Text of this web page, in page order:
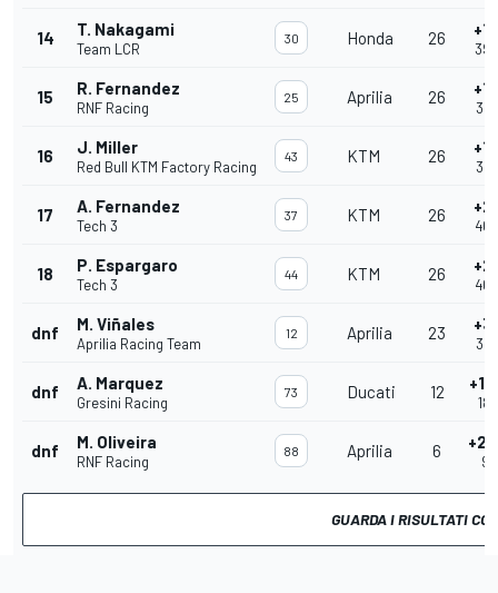
14 T. Nakagami
Team LCR
30 Honda 26
15 R. Fernandez
RNF Racing
25 Aprilia 26
16 J. Miller
Red Bull KTM Factory Racing
43 KTM 26
17 A. Fernandez
Tech 3
37 KTM 26
18 P. Espargaro
Tech 3
44 KTM 26
dnf M. Viñales
Aprilia Racing Team
12 Aprilia 23 +3
dnf A. Marquez
Gresini Racing
73 Ducati 12
dnf M. Oliveira
RNF Racing
88 Aprilia 6
GUARDA I RISULTATI